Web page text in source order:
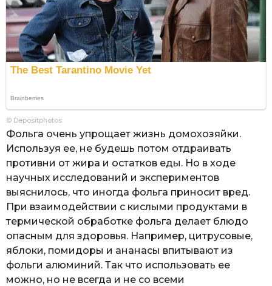
© Depositphotos
Фольга очень упрощает жизнь домохозяйки.
Используя ее, не будешь потом отдраивать
противни от жира и остатков еды. Но в ходе
научных исследований и экспериментов
выяснилось, что иногда фольга приносит вред.
При взаимодействии с кислыми продуктами в
термической обработке фольга делает блюдо
опасным для здоровья. Например, цитрусовые,
яблоки, помидоры и ананасы впитывают из
фольги алюминий. Так что использовать ее
можно, но не всегда и не со всеми